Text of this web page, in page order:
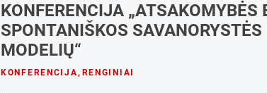
KONFERENCIJA „ATSAKOMYBĖS
SPONTANIŠKOS
MODELIŲ“
KONFERENCIJA, RENGINIAI